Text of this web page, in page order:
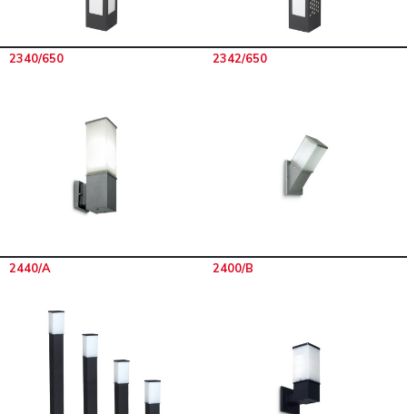
2340/650 2342/650
2440/A 2400/B